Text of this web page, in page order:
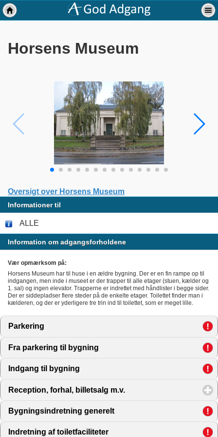
Horsens Museum
Oversigt over Horsens Museum
Informationer til
ALLE
Information om adgangsforholdene
Vær opmærksom på:
Horsens Museum har til huse i en ældre bygning. Der er en fin rampe op til
indgangen, men inde i museet er der trapper til alle etager (stuen, kælder og
1. sal) og ingen elevator. Trapperne er indrettet med håndlister i begge sider.
Der er siddepladser flere steder på de enkelte etager. Toilettet finder man i
kælderen, og der er yderligere tre trin ind til toilettet, som er meget lille.
Parkering
Fra parkering til bygning
Indgang til bygning
Reception, forhal, billetsalg m.v. click to expand contents
Bygningsindretning generelt click to expand contents
Indretning af toiletfaciliteter